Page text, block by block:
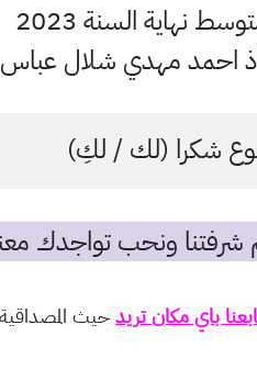
نهاية السنة 2023
احمد مهدي شلال عباس
شكرا (لك / لكِ)
شرفتنا ونحب تواجدك
باي مكان تريدحيث